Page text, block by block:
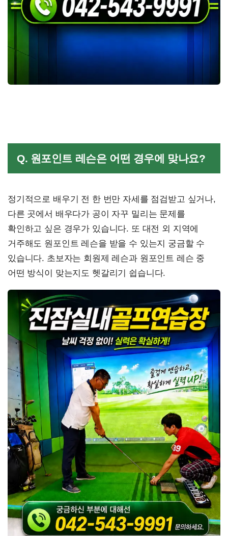
Q. 원포인트 레슨은 어떤 경우에 맞나요?
정기적으로 배우기 전 한 번만 자세를 점검받고 싶거나,
다른 곳에서 배우다가 공이 자꾸 밀리는 문제를
확인하고 싶은 경우가 있습니다. 또 대전 외 지역에
거주해도 원포인트 레슨을 받을 수 있는지 궁금할 수
있습니다. 초보자는 회원제 레슨과 원포인트 레슨 중
어떤 방식이 맞는지도 헷갈리기 쉽습니다.